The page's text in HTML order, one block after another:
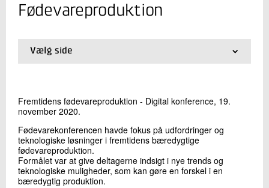
+45 72 20 19 04
Fødevareproduktion
Vælg side
01.Forside
04.Faglige resultater
Fremtidens fødevareproduktion - Digital konference, 19.
november 2020.
Fødevarekonferencen havde fokus på udfordringer og
teknologiske løsninger i fremtidens bæredygtige
fødevareproduktion.
Formålet var at give deltagerne indsigt i nye trends og
teknologiske muligheder, som kan gøre en forskel i en
bæredygtig produktion.